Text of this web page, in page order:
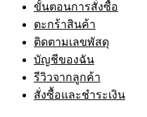
ขั้นตอนการสั่งซื้อ
ตะกร้าสินค้า
ติดตามเลขพัสดุ
บัญชีของฉัน
รีวิวจากลูกค้า
สั่งซื้อและชำระเงิน